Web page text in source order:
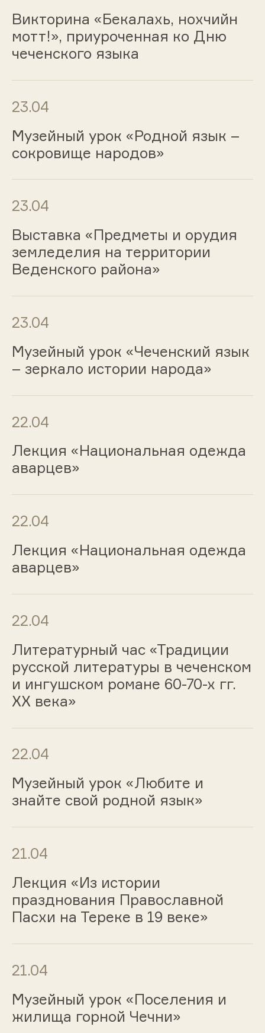
Викторина «Бекалахь, нохчийн
мотт!», приуроченная ко Дню
чеченского языка
23.04
Музейный урок «Родной язык –
сокровище народов»
23.04
Выставка «Предметы и орудия
земледелия на территории
Веденского района»
23.04
Музейный урок «Чеченский язык
– зеркало истории народа»
22.04
Лекция «Национальная одежда
аварцев»
22.04
Лекция «Национальная одежда
аварцев»
22.04
Литературный час «Традиции
русской литературы в чеченском
и ингушском романе 60-70-х гг.
ХХ века»
22.04
Музейный урок «Любите и
знайте свой родной язык»
21.04
Лекция «Из истории
празднования Православной
Пасхи на Тереке в 19 веке»
21.04
Музейный урок «Поселения и
жилища горной Чечни»